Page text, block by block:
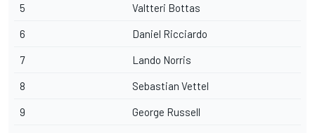
5 Valtteri Bottas
6 Daniel Ricciardo
7 Lando Norris
8 Sebastian Vettel
9 George Russell